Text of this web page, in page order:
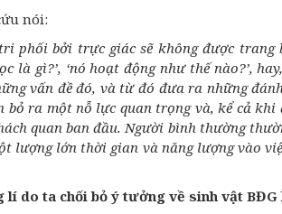
nói:
phối bởi trực giác sẽ không được
là gì?’, ‘nó hoạt động như thế nào?’,
vấn đề đó, và từ đó đưa ra những
bỏ ra một nỗ lực quan trọng và, kể cả
quan ban đầu. Người bình thường
lượng lớn thời gian và năng lượng vào
lí do ta chối bỏ ý tưởng về sinh vật